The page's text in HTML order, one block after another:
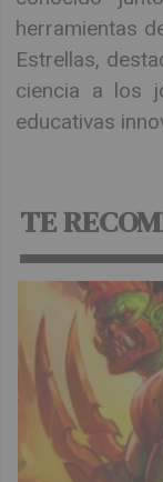
herramientas
Estrellas,
ciencia a los
educativas
TE